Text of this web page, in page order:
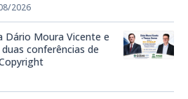
2026
Dário Moura Vicente e
conferências de